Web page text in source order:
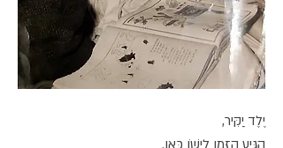
יֶלֶד יַקִּיר,
הִגִּיעַ הַזְּמַן לִישֹׁן כָּאן.